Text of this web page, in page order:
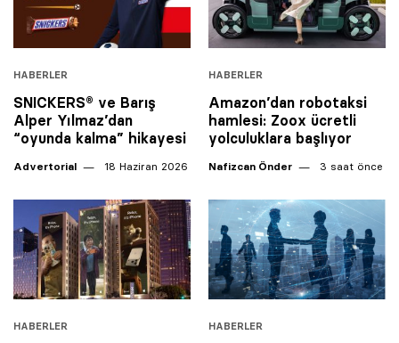
HABERLER
SNICKERS® ve Barış
Alper Yılmaz’dan
“oyunda kalma” hikayesi
Advertorial 18 Haziran 2026
HABERLER
Amazon’dan robotaksi
hamlesi: Zoox ücretli
yolculuklara başlıyor
Nafizcan Önder 3 saat önce
HABERLER HABERLER